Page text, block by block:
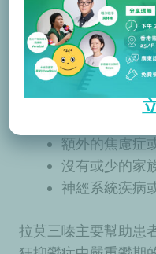
丙戊酸和卡馬西平
混合性發作
快速循環期
額外的焦慮症
沒有或少的家
神經系統疾病
拉莫三嗪主要幫助患